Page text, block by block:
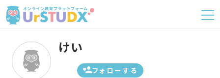
フォローする
けい